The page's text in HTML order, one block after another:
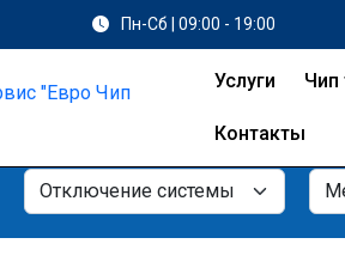
Пн-Сб | 09:00 - 19:00
Услуги Чип
Контакты